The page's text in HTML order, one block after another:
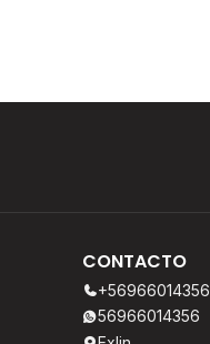
CONTACTO
+56966014356
56966014356